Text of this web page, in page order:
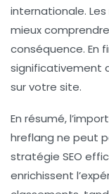
internationale.
mieux
conséquence. En
significativement
sur votre site.
En résumé,
hreflang ne peut
stratégie SEO
enrichissent